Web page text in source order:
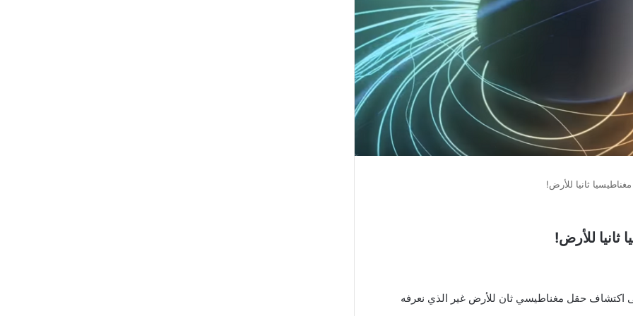
ثانيا للأرض!
ثانيا للأرض!
اكتشاف حقل مغناطيسي ثان للأرض غير الذي نعرفه